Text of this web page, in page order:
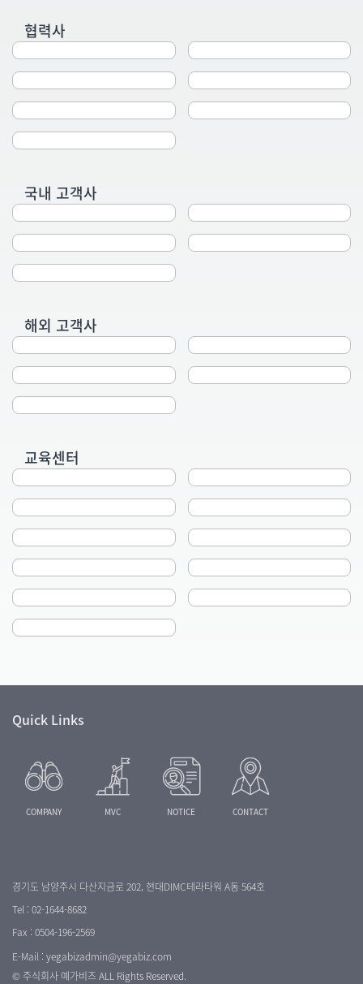
협력사
국내 고객사
해외 고객사
교육센터
Quick Links
COMPANY MVC NOTICE CONTACT
경기도 남양주시 다산지금로 202, 현대DIMC테라타워 A동 564호
Tel : 02-1644-8682
Fax : 0504-196-2569
E-Mail : yegabizadmin@yegabiz.com
© 주식회사 예가비즈ALL Rights Reserved.